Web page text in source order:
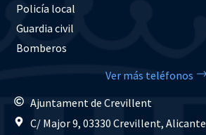
Policía local
Guardia civil
Bomberos
Ver más teléfonos
Ajuntament de Crevillent
C/ Major 9, 03330 Crevillent, Alicante